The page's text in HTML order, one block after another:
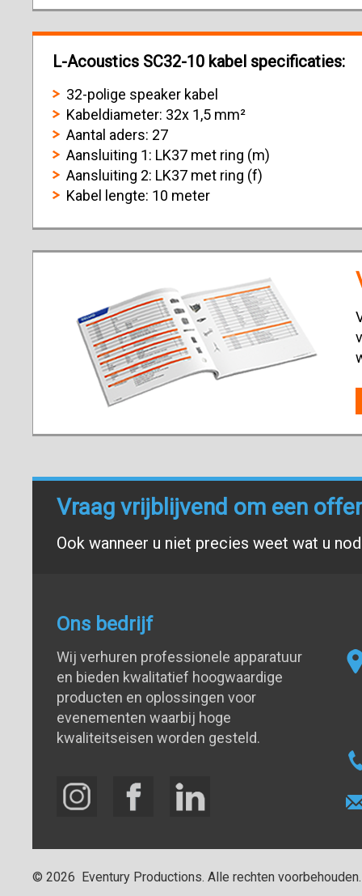
L-Acoustics SC32-10 kabel specificaties:
32-polige speaker kabel
Kabeldiameter: 32x 1,5 mm²
Aantal aders: 27
Aansluiting 1: LK37 met ring (m)
Aansluiting 2: LK37 met ring (f)
Kabel lengte: 10 meter
Vraag vrijblijvend om een
Ook wanneer u niet precies weet wat u
Ons bedrijf
Wij verhuren professionele apparatuur
en bieden kwalitatief hoogwaardige
producten en oplossingen voor
evenementen waarbij hoge
kwaliteitseisen worden gesteld.
© 2026 Eventury Productions. Alle rechten voorbehouden.